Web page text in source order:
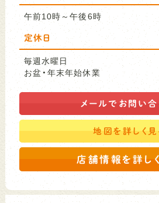
午前10時～午後6時
定休日
毎週水曜日
お盆・年末年始休業
メールで お問い
地図を詳しく見
店舗情報を詳し